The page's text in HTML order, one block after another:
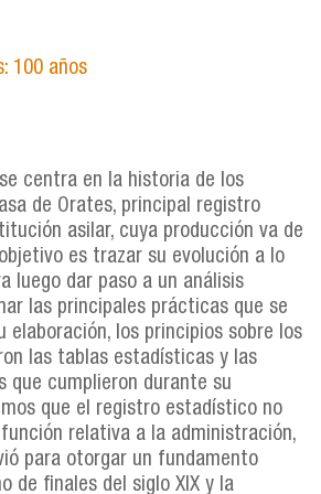
100 años
centra en la historia de los
de Orates, principal registro
asilar, cuya producción va de
es trazar su evolución a lo
luego dar paso a un análisis
las principales prácticas que se
elaboración, los principios sobre los
las tablas estadísticas y las
que cumplieron durante su
que el registro estadístico no
relativa a la administración,
para otorgar un fundamento
de finales del siglo XIX y la